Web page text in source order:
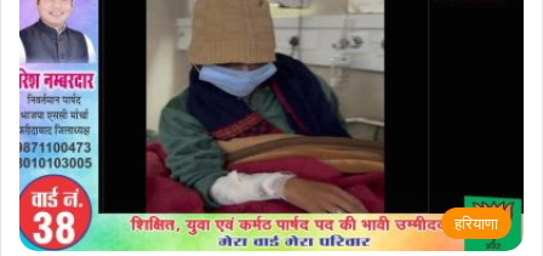
हरियाणा